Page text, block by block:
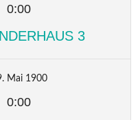
0:00
3
Mai 1900
0:00